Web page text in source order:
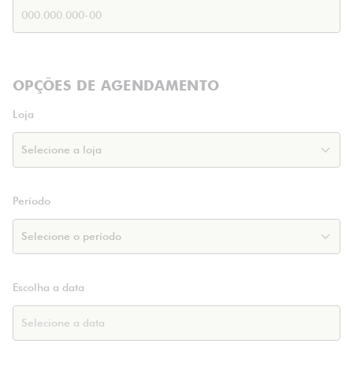
OPÇÕES DE AGENDAMENTO
Loja
Período
Escolha a data